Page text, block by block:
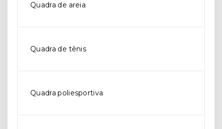
Quadra de areia
Quadra de tênis
Quadra poliesportiva